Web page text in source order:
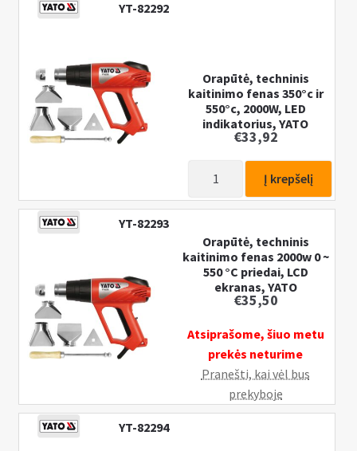
350°c
ir
550°c,
YT-82292
Orapūtė, techninis
kaitinimo fenas 350°c ir
550°c, 2000W, LED
indikatorius, YATO
€33,92
Orapūtė,
kaitinimo
fenas
350°c
550°c,
2000W,
LED
indikatorius,
YATO
Į krepšelį
YT-82293
Orapūtė, techninis
kaitinimo fenas 2000w 0 ~
550 °C priedai, LCD
ekranas, YATO
€35,50
Atsiprašome, šiuo metu
prekės neturime
Pranešti, kai vėl bus
prekyboje
YT-82294